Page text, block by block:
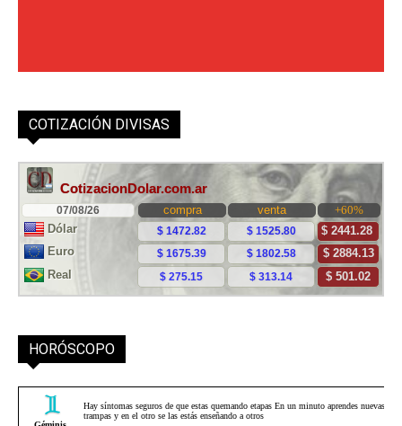
COTIZACIÓN DIVISAS
HORÓSCOPO